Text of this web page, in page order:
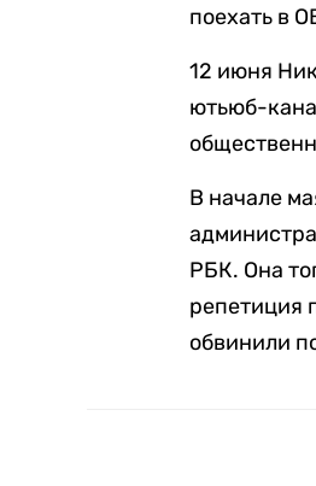
поехать в
12 июня
ютьюб-
В начале
РБК. Она
репетиция
обвинили